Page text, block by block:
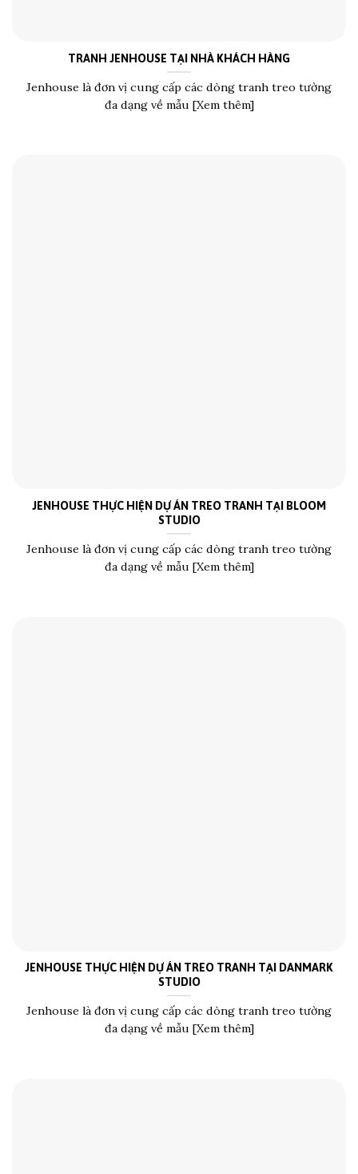
TRANH JENHOUSE TẠI NHÀ KHÁCH HÀNG
Jenhouse là đơn vị cung cấp các dòng tranh treo tường
đa dạng về mẫu [Xem thêm]
JENHOUSE THỰC HIỆN DỰ ÁN TREO TRANH TẠI BLOOM
STUDIO
Jenhouse là đơn vị cung cấp các dòng tranh treo tường
đa dạng về mẫu [Xem thêm]
JENHOUSE THỰC HIỆN DỰ ÁN TREO TRANH TẠI DANMARK
STUDIO
Jenhouse là đơn vị cung cấp các dòng tranh treo tường
đa dạng về mẫu [Xem thêm]